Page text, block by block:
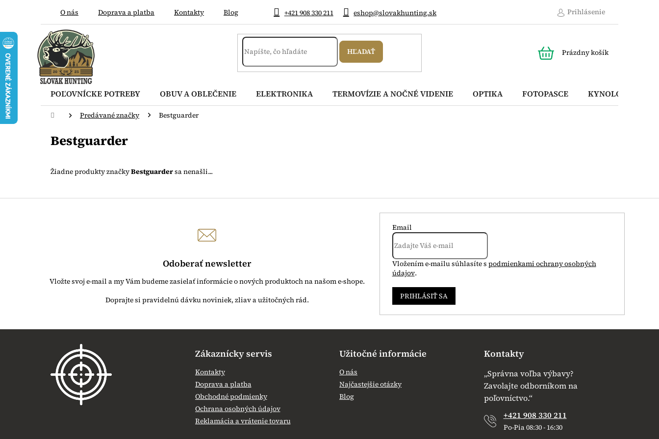
+421 908 330 211 eshop@slovakhunting.sk
O nás Doprava a platba Kontakty Blog Prihlásenie
HĽADAŤ
KOŠÍK
Prázdny košík
POĽOVNÍCKE POTREBY OBUV A OBLEČENIE ELEKTRONIKA TERMOVÍZIE A NOČNÉ VIDENIE OPTIKA FOTOPASCE KYNOLOGICKÉ
DomovPredávané značky Bestguarder
Bestguarder
Žiadne produkty značkyBestguardersa nenašli...
Odoberať newsletter
Vložte svoj e-mail a my Vám budeme zasielať informácie o nových produktoch na našom e-shope.
Email
Vložením e-mailu súhlasíte s podmienkami ochrany osobných
údajov.
PRIHLÁSIŤ SA
Z
Zákaznícky servis
Kontakty
Doprava a platba
Obchodné podmienky
Ochrana osobných údajov
Reklamácia a vrátenie tovaru
Užitočné informácie
O nás
Najčastejšie otázky
Blog
Kontakty
„Správna voľba výbavy?
Zavolajte odborníkom na
poľovníctvo.“
+421 908 330 211
Po-Pia 08:30 - 16:30